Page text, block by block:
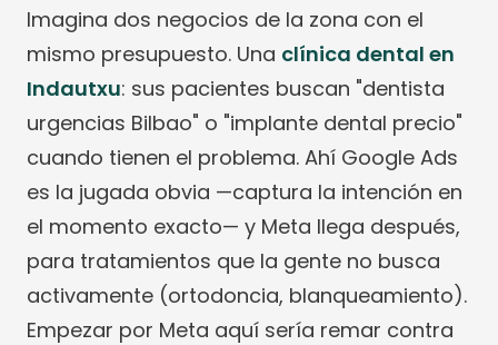
Imagina dos negocios de la zona con el
mismo presupuesto. Una clínica dental en
Indautxu: sus pacientes buscan "dentista
urgencias Bilbao" o "implante dental precio"
cuando tienen el problema. Ahí Google Ads
es la jugada obvia —captura la intención en
el momento exacto— y Meta llega después,
para tratamientos que la gente no busca
activamente (ortodoncia, blanqueamiento).
Empezar por Meta aquí sería remar contra